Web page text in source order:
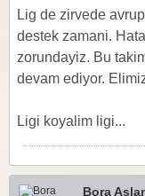
Lig de zirvede
destek zamani.
zorundayiz. Bu
devam ediyor.
Ligi koyalim ligi...
Bora